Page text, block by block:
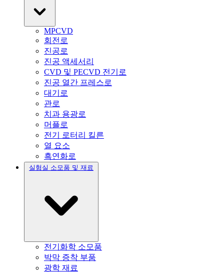
MPCVD
회전로
진공로
진공 액세서리
CVD 및 PECVD 전기로
진공 열간 프레스로
대기로
관로
치과 용광로
머플로
전기 로터리 킬른
열 요소
흑연화로
실험실 소모품 및 재료
전기화학 소모품
박막 증착 부품
광학 재료